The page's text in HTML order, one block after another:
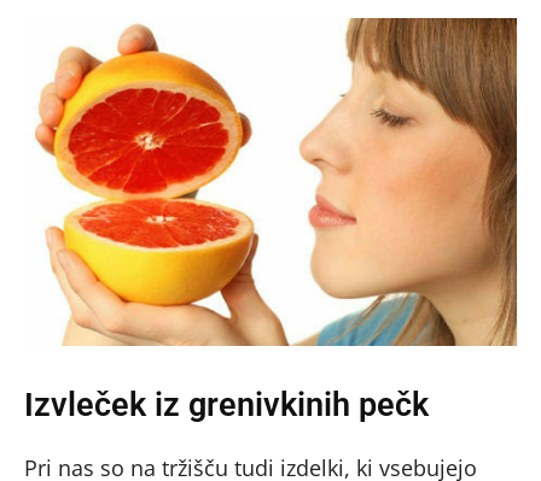
Izvleček iz grenivkinih pečk
Pri nas so na tržišču tudi izdelki, ki vsebujejo